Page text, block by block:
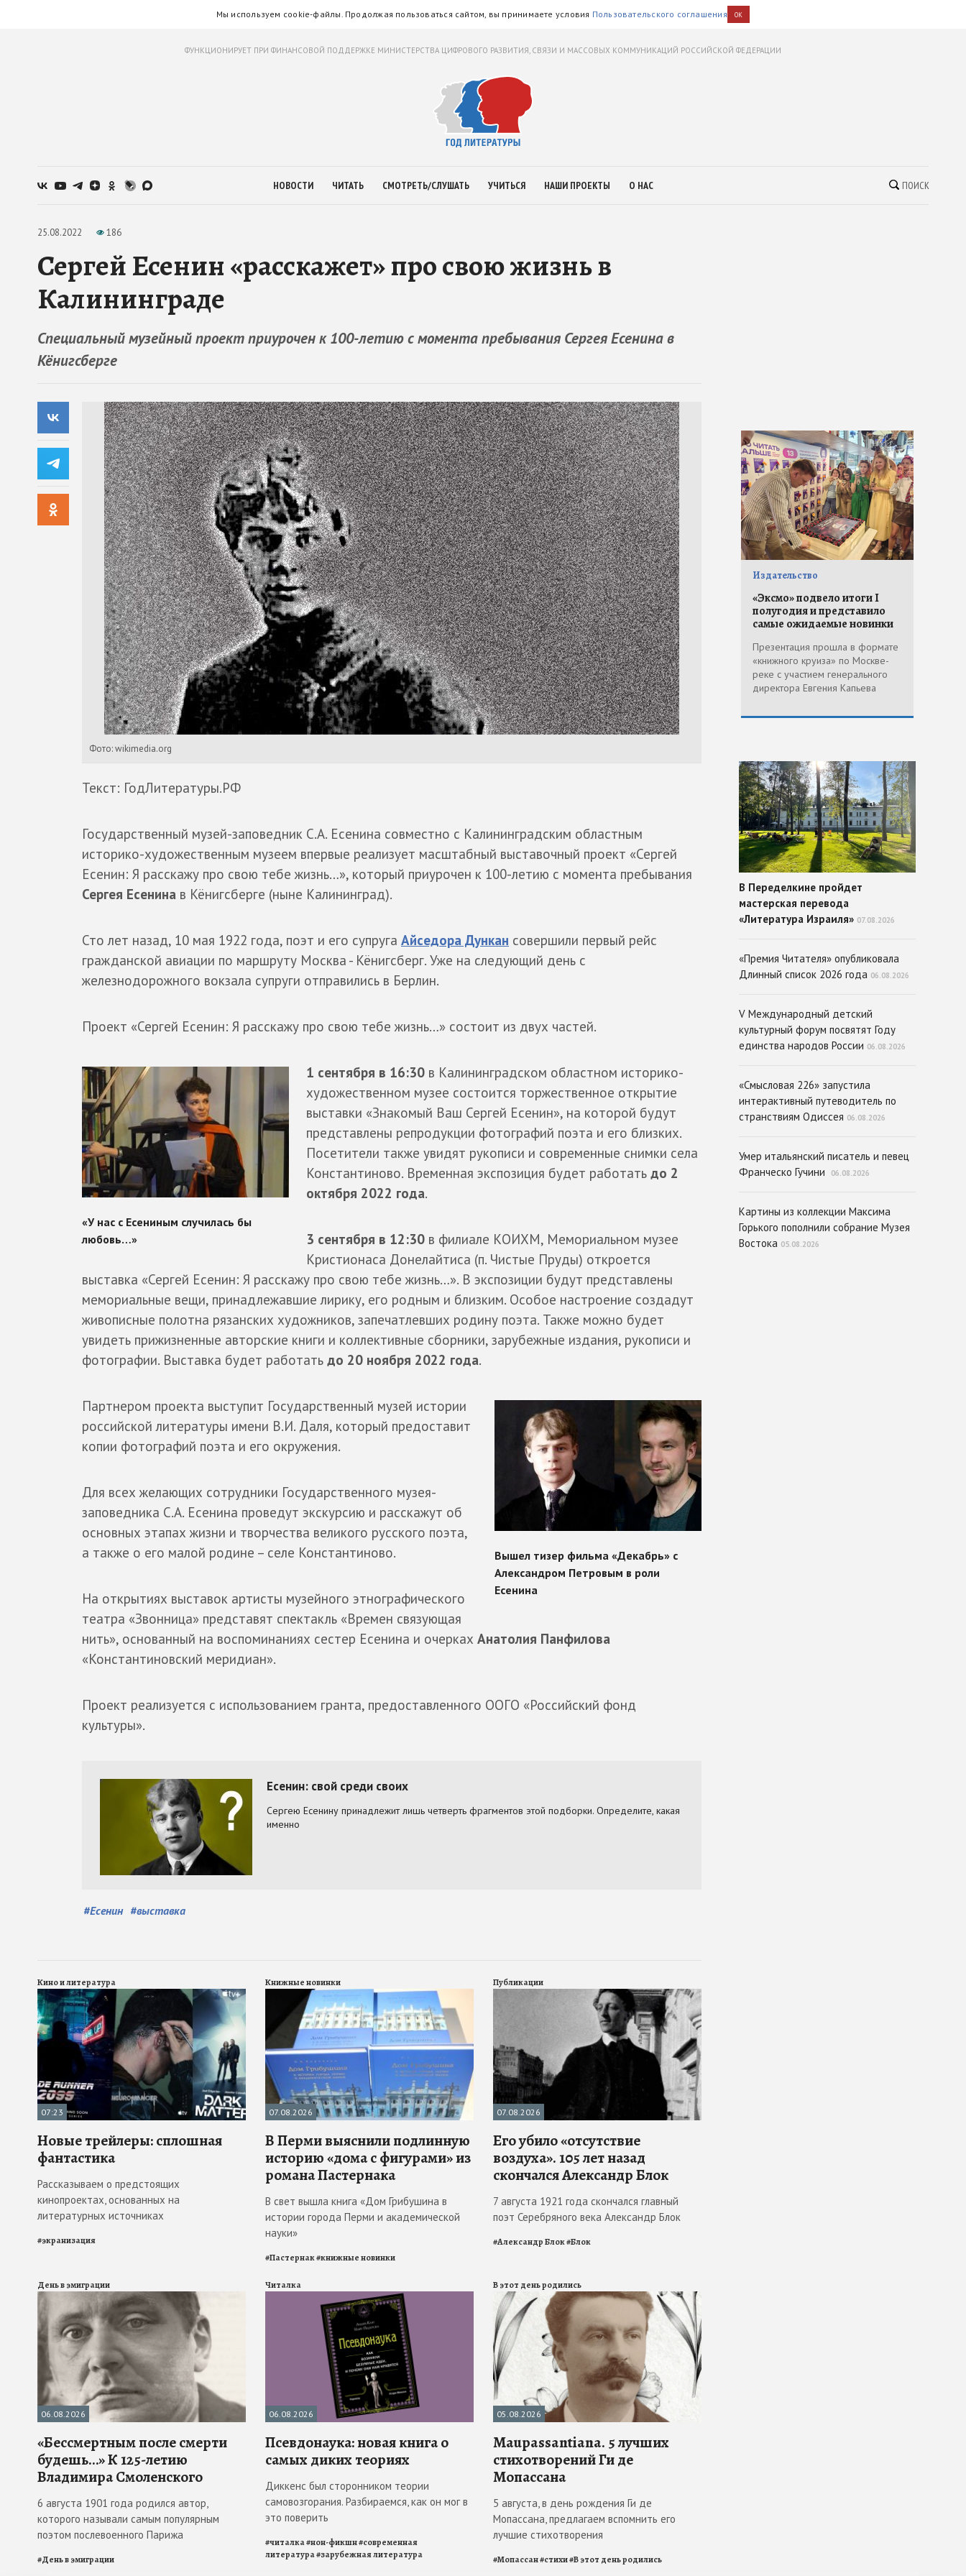
Мы используем cookie-файлы. Продолжая пользоваться сайтом, вы принимаете условия Пользовательского соглашения OK
ФУНКЦИОНИРУЕТ ПРИ ФИНАНСОВОЙ ПОДДЕРЖКЕ МИНИСТЕРСТВА ЦИФРОВОГО РАЗВИТИЯ, СВЯЗИ И МАССОВЫХ КОММУНИКАЦИЙ РОССИЙСКОЙ ФЕДЕРАЦИИ
НОВОСТИ ЧИТАТЬ СМОТРЕТЬ/СЛУШАТЬ УЧИТЬСЯ НАШИ ПРОЕКТЫ О НАС ПОИСК
25.08.2022 186
Сергей Есенин «расскажет» про свою жизнь в
Калининграде
Специальный музейный проект приурочен к 100-летию с момента пребывания Сергея Есенина в
Кёнигсберге
Фото: wikimedia.org
Текст: ГодЛитературы.РФ
Государственный музей-заповедник С.А. Есенина совместно с Калининградским областным
историко-художественным музеем впервые реализует масштабный выставочный проект «Сергей
Есенин: Я расскажу про свою тебе жизнь…», который приурочен к 100-летию с момента пребывания
Сергея Есенина в Кёнигсберге (ныне Калининград).
Сто лет назад, 10 мая 1922 года, поэт и его супруга Айседора Дункан совершили первый рейс
гражданской авиации по маршруту Москва - Кёнигсберг. Уже на следующий день с
железнодорожного вокзала супруги отправились в Берлин.
Проект «Сергей Есенин: Я расскажу про свою тебе жизнь…» состоит из двух частей.
1 сентября в 16:30 в Калининградском областном историко-
художественном музее состоится торжественное открытие
выставки «Знакомый Ваш Сергей Есенин», на которой будут
представлены репродукции фотографий поэта и его близких.
Посетители также увидят рукописи и современные снимки села
Константиново. Временная экспозиция будет работать до 2
октября 2022 года.
3 сентября в 12:30 в филиале КОИХМ, Мемориальном музее
Кристионаса Донелайтиса (п. Чистые Пруды) откроется
выставка «Сергей Есенин: Я расскажу про свою тебе жизнь…». В экспозиции будут представлены
мемориальные вещи, принадлежавшие лирику, его родным и близким. Особое настроение создадут
живописные полотна рязанских художников, запечатлевших родину поэта. Также можно будет
увидеть прижизненные авторские книги и коллективные сборники, зарубежные издания, рукописи и
фотографии. Выставка будет работать до 20 ноября 2022 года.
Партнером проекта выступит Государственный музей истории
российской литературы имени В.И. Даля, который предоставит
копии фотографий поэта и его окружения.
Для всех желающих сотрудники Государственного музея-
заповедника С.А. Есенина проведут экскурсию и расскажут об
основных этапах жизни и творчества великого русского поэта,
а также о его малой родине – селе Константиново.
На открытиях выставок артисты музейного этнографического
театра «Звонница» представят спектакль «Времен связующая
нить», основанный на воспоминаниях сестер Есенина и очерках Анатолия Панфилова
«Константиновский меридиан».
Проект реализуется с использованием гранта, предоставленного ООГО «Российский фонд
культуры».
#Есенин #выставка
Кино и литература
07:23
Новые трейлеры: сплошная
фантастика
Рассказываем о предстоящих
кинопроектах, основанных на
литературных источниках
#экранизация
Книжные новинки
07.08.2026
В Перми выяснили подлинную
историю «дома с фигурами» из
романа Пастернака
В свет вышла книга «Дом Грибушина в
истории города Перми и академической
науки»
#Пастернак#книжные новинки
Публикации
07.08.2026
Его убило «отсутствие
воздуха». 105 лет назад
скончался Александр Блок
7 августа 1921 года скончался главный
поэт Серебряного века Александр Блок
#Александр Блок#Блок
День в эмиграции
06.08.2026
«Бессмертным после смерти
будешь…» К 125-летию
Владимира Смоленского
6 августа 1901 года родился автор,
которого называли самым популярным
поэтом послевоенного Парижа
#День в эмиграции
Читалка
06.08.2026
Псевдонаука: новая книга о
самых диких теориях
Диккенс был сторонником теории
самовозгорания. Разбираемся, как он мог в
это поверить
#читалка#нон-фикшн#современная
литература#зарубежная литература
В этот день родились
05.08.2026
Maupassantiana. 5 лучших
стихотворений Ги де
Мопассана
5 августа, в день рождения Ги де
Мопассана, предлагаем вспомнить его
лучшие стихотворения
#Мопассан#стихи#В этот день родились
Издательство
«Эксмо» подвело итоги I
полугодия и представило
самые ожидаемые новинки
Презентация прошла в формате
«книжного круиза» по Москве-
реке с участием генерального
директора Евгения Капьева
В Переделкине пройдет
мастерская перевода
«Литература Израиля» 07.08.2026
«Премия Читателя» опубликовала
Длинный список 2026 года 06.08.2026
V Международный детский
культурный форум посвятят Году
единства народов России 06.08.2026
«Смысловая 226» запустила
интерактивный путеводитель по
странствиям Одиссея 06.08.2026
Умер итальянский писатель и певец
Франческо Гучини
06.08.2026
Картины из коллекции Максима
Горького пополнили собрание Музея
Востока 05.08.2026